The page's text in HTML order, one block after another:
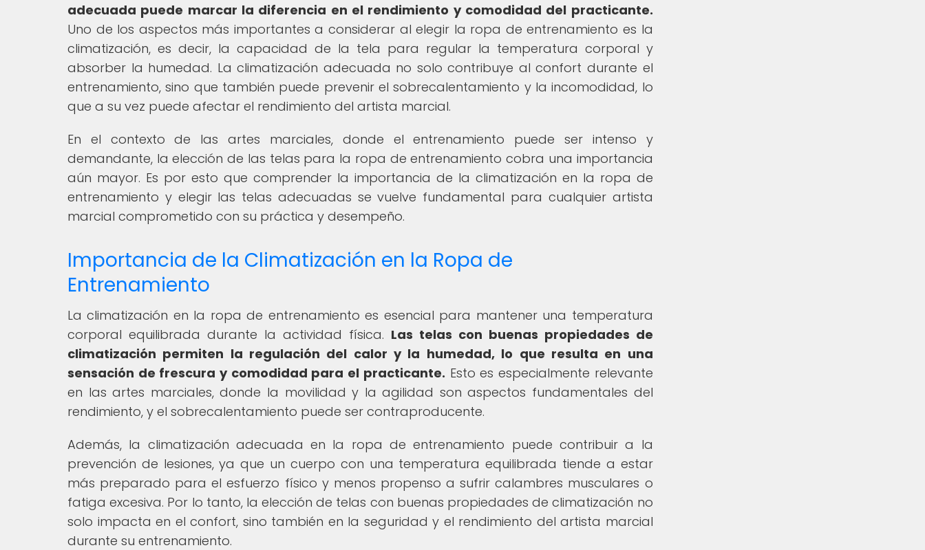
adecuada puede marcar la diferencia en el rendimiento y comodidad del practicante.
Uno de los aspectos más importantes a considerar al elegir la ropa de entrenamiento es la
climatización, es decir, la capacidad de la tela para regular la temperatura corporal y
absorber la humedad. La climatización adecuada no solo contribuye al confort durante el
entrenamiento, sino que también puede prevenir el sobrecalentamiento y la incomodidad, lo
que a su vez puede afectar el rendimiento del artista marcial.
En el contexto de las artes marciales, donde el entrenamiento puede ser intenso y
demandante, la elección de las telas para la ropa de entrenamiento cobra una importancia
aún mayor. Es por esto que comprender la importancia de la climatización en la ropa de
entrenamiento y elegir las telas adecuadas se vuelve fundamental para cualquier artista
marcial comprometido con su práctica y desempeño.
Importancia de la Climatización en la Ropa de
Entrenamiento
La climatización en la ropa de entrenamiento es esencial para mantener una temperatura
corporal equilibrada durante la actividad física. Las telas con buenas propiedades de
climatización permiten la regulación del calor y la humedad, lo que resulta en una
sensación de frescura y comodidad para el practicante. Esto es especialmente relevante
en las artes marciales, donde la movilidad y la agilidad son aspectos fundamentales del
rendimiento, y el sobrecalentamiento puede ser contraproducente.
Además, la climatización adecuada en la ropa de entrenamiento puede contribuir a la
prevención de lesiones, ya que un cuerpo con una temperatura equilibrada tiende a estar
más preparado para el esfuerzo físico y menos propenso a sufrir calambres musculares o
fatiga excesiva. Por lo tanto, la elección de telas con buenas propiedades de climatización no
solo impacta en el confort, sino también en la seguridad y el rendimiento del artista marcial
durante su entrenamiento.